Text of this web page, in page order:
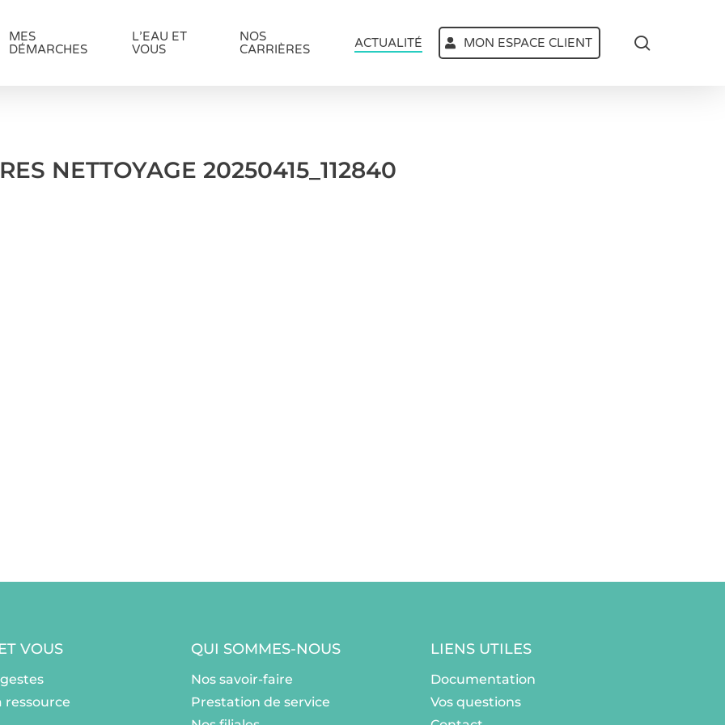
MES
DÉMARCHES
L’EAU ET
VOUS
NOS
CARRIÈRES
ACTUALITÉ MON ESPACE CLIENT
NETTOYAGE 20250415_112840
VOUS
ressource
QUI SOMMES-NOUS
Nos savoir-faire
Prestation de service
LIENS UTILES
Documentation
Vos questions